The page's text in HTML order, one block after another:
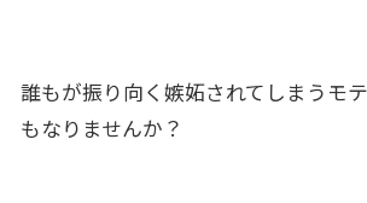
誰もが振り向く嫉妬されてしまうモ
もなりませんか？